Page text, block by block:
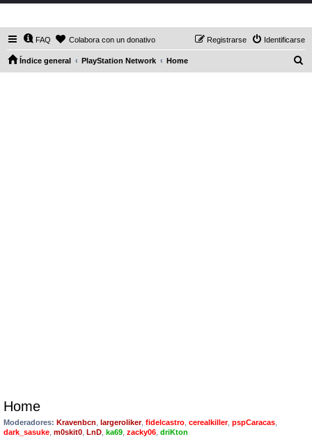
FAQ Colabora con un donativo Identificarse
Registrarse
Índice general PlayStation Network Home
Home
Moderadores: Kravenbcn largeroliker, fidelcastro cerealkiller, pspCaracas
dark_sasuke m0skit0 LnD ka69 zacky06 driKton